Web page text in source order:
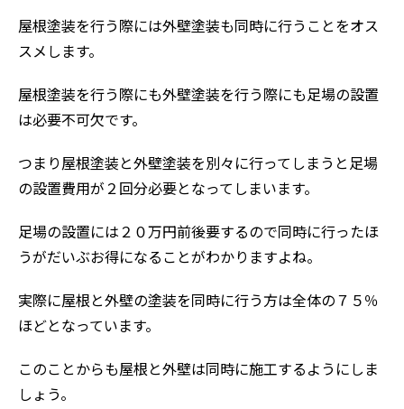
屋根塗装を行う際には外壁塗装も同時に行うことをオス
スメします。
屋根塗装を行う際にも外壁塗装を行う際にも足場の設置
は必要不可欠です。
つまり屋根塗装と外壁塗装を別々に行ってしまうと足場
の設置費用が２回分必要となってしまいます。
足場の設置には２０万円前後要するので同時に行ったほ
うがだいぶお得になることがわかりますよね。
実際に屋根と外壁の塗装を同時に行う方は全体の７５％
ほどとなっています。
このことからも屋根と外壁は同時に施工するようにしま
しょう。